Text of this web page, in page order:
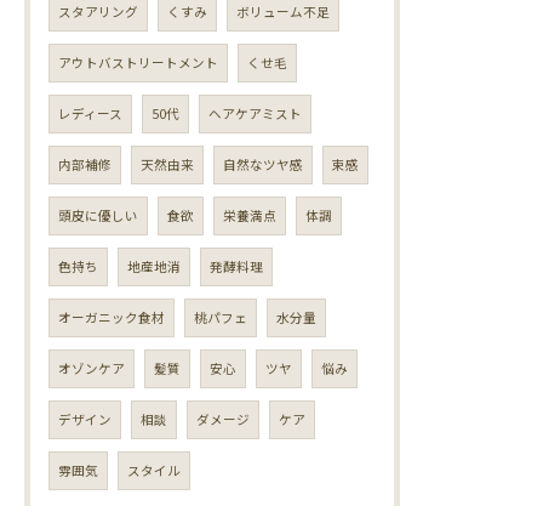
スタアリング くすみ ボリューム不足
アウトバストリートメント くせ毛
レディース 50代 ヘアケアミスト
内部補修 天然由来 自然なツヤ感 束感
頭皮に優しい 食欲 栄養満点 体調
色持ち 地産地消 発酵料理
オーガニック食材 桃パフェ 水分量
オゾンケア 髪質 安心 ツヤ 悩み
デザイン 相談 ダメージ ケア
雰囲気 スタイル